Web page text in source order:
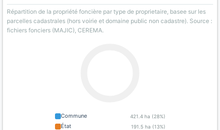
Répartition de la propriété foncière par type de proprietaire, basee sur les
parcelles cadastrales (hors voirie et domaine public non cadastre). Source :
fichiers fonciers (MAJIC), CEREMA.
Commune 421.4 ha (28%)
État 191.5 ha (13%)